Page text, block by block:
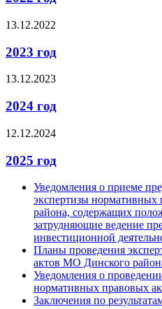
13.12.2022
2023 год
13.12.2023
2024 год
12.12.2024
2025 год
Уведомления о приеме
экспертизы
района, содержащих
затрудняющие ведение
инвестиционной
Планы проведения
актов МО Динского
Уведомления о
нормативных правовых
Заключения по